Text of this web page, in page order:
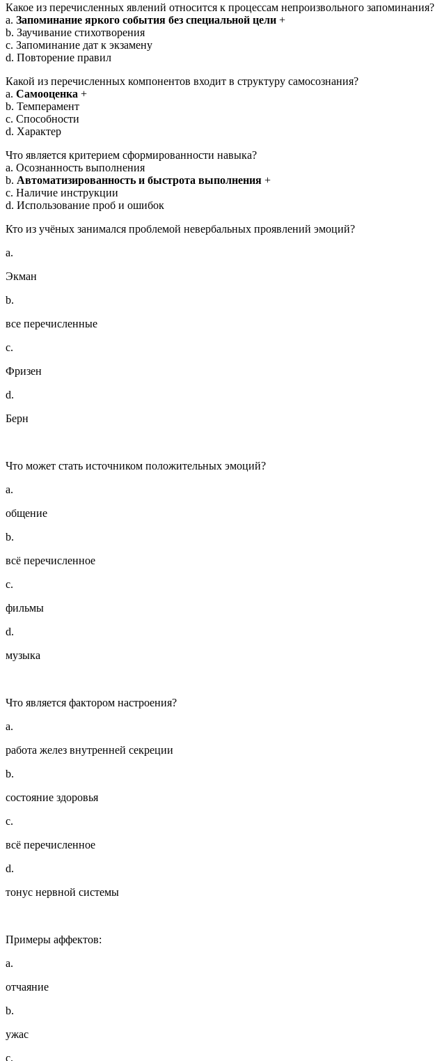
Какое из перечисленных явлений относится к процессам непроизвольного запоминания?
a. Запоминание яркого события без специальной цели +
b. Заучивание стихотворения
c. Запоминание дат к экзамену
d. Повторение правил
Какой из перечисленных компонентов входит в структуру самосознания?
a. Самооценка +
b. Темперамент
c. Способности
d. Характер
Что является критерием сформированности навыка?
a. Осознанность выполнения
b. Автоматизированность и быстрота выполнения +
c. Наличие инструкции
d. Использование проб и ошибок
Кто из учёных занимался проблемой невербальных проявлений эмоций?
a.
Экман
b.
все перечисленные
c.
Фризен
d.
Берн
Что может стать источником положительных эмоций?
a.
общение
b.
всё перечисленное
c.
фильмы
d.
музыка
Что является фактором настроения?
a.
работа желез внутренней секреции
b.
состояние здоровья
c.
всё перечисленное
d.
тонус нервной системы
Примеры аффектов:
a.
отчаяние
b.
ужас
c.